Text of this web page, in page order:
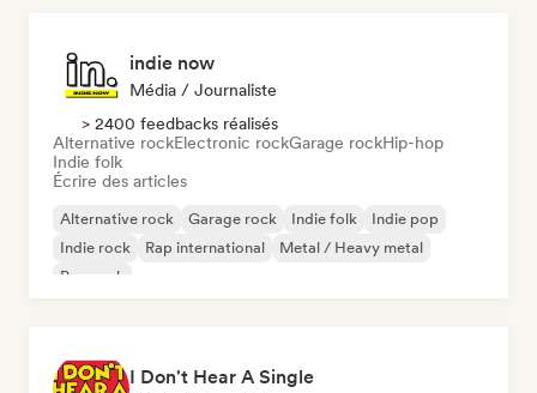
indie now
Média / Journaliste
> 2400 feedbacks réalisés
Alternative rockElectronic rockGarage rockHip-hop
Indie folk
Écrire des articles
Alternative rock Garage rock Indie folk
Indie pop
Indie rock
Rap international
Metal / Heavy metal
Pop rock
I Don't Hear A Single